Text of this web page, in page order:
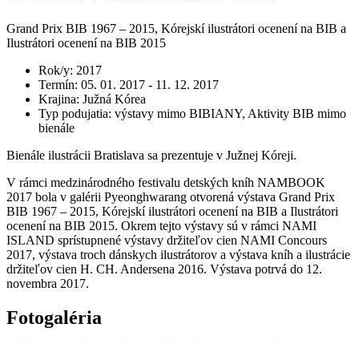
Grand Prix BIB 1967 – 2015, Kórejskí ilustrátori ocenení na BIB a
Ilustrátori ocenení na BIB 2015
Rok/y: 2017
Termín: 05. 01. 2017 - 11. 12. 2017
Krajina: Južná Kórea
Typ podujatia: výstavy mimo BIBIANY, Aktivity BIB mimo
bienále
Bienále ilustrácii Bratislava sa prezentuje v Južnej Kóreji.
V rámci medzinárodného festivalu detských kníh NAMBOOK
2017 bola v galérii Pyeonghwarang otvorená výstava Grand Prix
BIB 1967 – 2015, Kórejskí ilustrátori ocenení na BIB a Ilustrátori
ocenení na BIB 2015. Okrem tejto výstavy sú v rámci NAMI
ISLAND sprístupnené výstavy držiteľov cien NAMI Concours
2017, výstava troch dánskych ilustrátorov a výstava kníh a ilustrácie
držiteľov cien H. CH. Andersena 2016. Výstava potrvá do 12.
novembra 2017.
Fotogaléria